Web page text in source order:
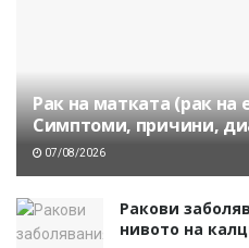
Рак на матката (рак на
Симптоми, причини,
07/08/2026
Ракови
нивото на